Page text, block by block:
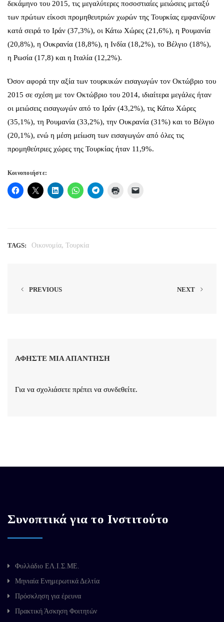
δεκάμηνο του 2015, τις μεγαλύτερες ποσοστιαίες μειώσεις μεταξύ
των πρώτων είκοσι προμηθευτριών χωρών της Τουρκίας εμφανίζουν
κατά σειρά το Ιράν (37,3%), οι Κάτω Χώρες (21,6%), η Ρουμανία
(20,8%), η Ουκρανία (18,8%), η Ινδία (18,2%), το Βέλγιο (18%),
η Ρωσία (17,8) και η Ιταλία (12,2%).
Όσον αφορά την αξία των τουρκικών εισαγωγών τον Οκτώβριο του
2015 σε σχέση με τον Οκτώβριο του 2014, ιδιαίτερα μεγάλες ήταν
οι μειώσεις εισαγωγών από το Ιράν (43,2%), τις Κάτω Χώρες
(35,1%), τη Ρουμανία (33,2%), την Ουκρανία (31%) και το Βέλγιο
(20,1%), ενώ η μέση μείωση των εισαγωγών από όλες τις
προμηθεύτριες χώρες της Τουρκίας ήταν 11,9%.
Κοινοποιήστε:
TAGS: Οικονομία, Τουρκία
PREVIOUS NEXT
ΑΦΉΣΤΕ ΜΙΑ ΑΠΆΝΤΗΣΗ
Για να σχολιάσετε πρέπει να συνδεθείτε.
Συνοπτικά για το Ινστιτούτο
Φυλλάδιο ΕΛ.Ι.Σ.ΜΕ.
Μηνιαία Ενημερωτικά Δελτία
Πρόσκληση για έρευνα
Πρακτική Άσκηση Φοιτητών